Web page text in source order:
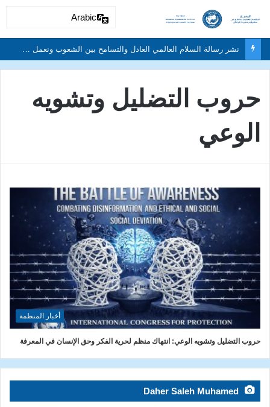
حروب التضليل وتشويه
الوعي
أخبار المنظمة
حروب التضليل وتشويه الوعي: انتهاك منظم لحرية الفكر وحق الإنسان في المعرفة
Daher Saleh Muhamed
Arabic